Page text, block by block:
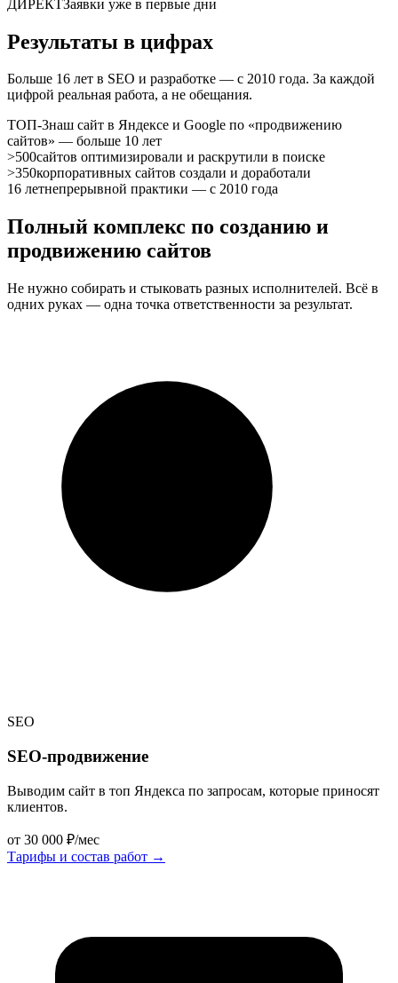
ДИРЕКТЗаявки уже в первые дни
Результаты в цифрах
Больше 16 лет в SEO и разработке — с 2010 года. За каждой
цифрой реальная работа, а не обещания.
ТОП-3наш сайт в Яндексе и Google по «продвижению
сайтов» — больше 10 лет
>500сайтов оптимизировали и раскрутили в поиске
>350корпоративных сайтов создали и доработали
16 летнепрерывной практики — с 2010 года
Полный комплекс по созданию и
продвижению сайтов
Не нужно собирать и стыковать разных исполнителей. Всё в
одних руках — одна точка ответственности за результат.
SEO
SEO-продвижение
Выводим сайт в топ Яндекса по запросам, которые приносят
клиентов.
от 30 000 ₽/мес
Тарифы и состав работ →